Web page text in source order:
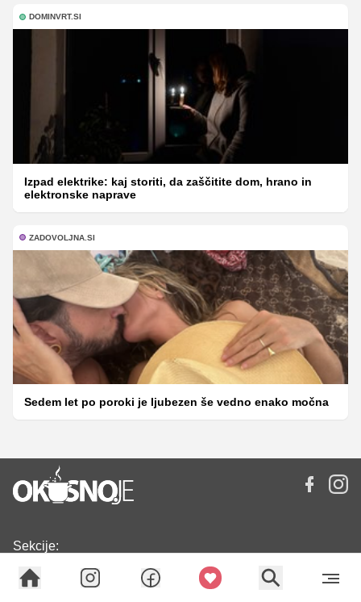
DOMINVRT.SI
Izpad elektrike: kaj storiti, da zaščitite dom, hrano in
elektronske naprave
ZADOVOLJNA.SI
Sedem let po poroki je ljubezen še vedno enako močna
Sekcije:
DOMOV RECEPTI KAJ SKUHATI